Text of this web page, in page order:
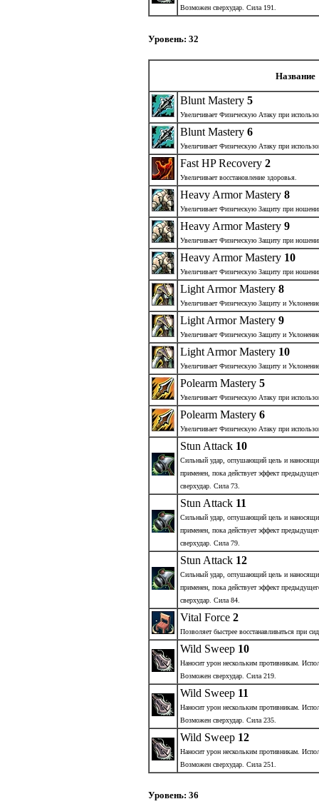
Возможен сверхудар. Сила 191.
Уровень: 32
Название
Blunt Mastery 5
Увеличивает Физическую Атаку при
Blunt Mastery 6
Увеличивает Физическую Атаку при
Fast HP Recovery 2
Увеличивает восстановление здоровья.
Heavy Armor Mastery 8
Увеличивает Физическую Защиту при
Heavy Armor Mastery 9
Увеличивает Физическую Защиту при
Heavy Armor Mastery 10
Увеличивает Физическую Защиту при
Light Armor Mastery 8
Увеличивает Физическую Защиту и
Light Armor Mastery 9
Увеличивает Физическую Защиту и
Light Armor Mastery 10
Увеличивает Физическую Защиту и
Polearm Mastery 5
Увеличивает Физическую Атаку при
Polearm Mastery 6
Увеличивает Физическую Атаку при
Stun Attack 10
Сильный удар, оглушающий цель и
применен, пока действует эффект
сверхудар. Сила 73.
Stun Attack 11
Сильный удар, оглушающий цель и
применен, пока действует эффект
сверхудар. Сила 79.
Stun Attack 12
Сильный удар, оглушающий цель и
применен, пока действует эффект
сверхудар. Сила 84.
Vital Force 2
Позволяет быстрее восстанавливаться при
Wild Sweep 10
Наносит урон нескольким противникам.
Возможен сверхудар. Сила 219.
Wild Sweep 11
Наносит урон нескольким противникам.
Возможен сверхудар. Сила 235.
Wild Sweep 12
Наносит урон нескольким противникам.
Возможен сверхудар. Сила 251.
Уровень: 36